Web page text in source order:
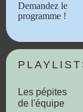
Demandez le
programme !
Les pépites
de l'équipe